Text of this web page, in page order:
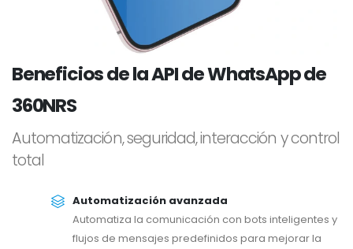
Beneficios de la API de WhatsApp de
360NRS
Automatización, seguridad, interacción y control
total
Automatización avanzada
Automatiza la comunicación con bots inteligentes y
flujos de mensajes predefinidos para mejorar la